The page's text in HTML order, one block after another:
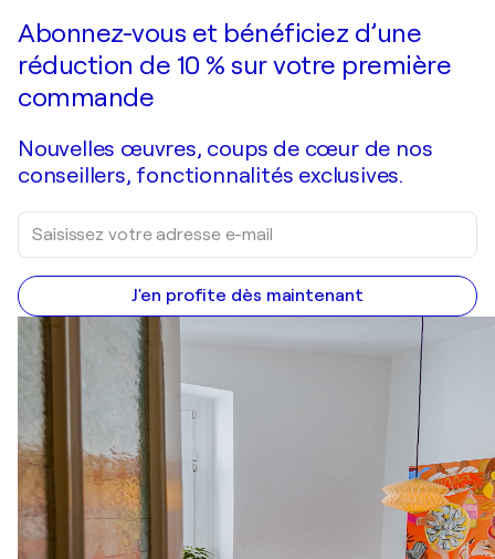
Abonnez-vous et bénéficiez d’une
réduction de 10 % sur votre première
commande
Nouvelles œuvres, coups de cœur de nos
conseillers, fonctionnalités exclusives.
J'en profite dès maintenant